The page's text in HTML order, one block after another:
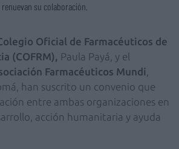
renuevan su colaboración.
Oficial de Farmacéuticos de
(COFRM), Paula Payá, y el
Farmacéuticos Mundi
han suscrito un convenio que
entre ambas organizaciones en
acción humanitaria y ayuda